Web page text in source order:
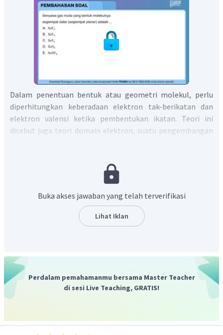
Dalam penentuan bentuk atau geometri molekul, perlu
diperhitungkan keberadaan elektron tak-berikatan dan
elektron valensi ketika pembentukan ikatan. Teori ini
disebut juga teori domain elektron, suatu pengembangan
bebas untuk pasangan elektron bebas dan domain elektron
ikatan untuk elektron dalam ikatan, dimana satu pasang
Menentukan Bentuk Molekul
Menurut teori VSEPR, bentuk molekul diprediksi oleh
jumlah pasangan elektron (pasangan elektron bebas +
Buka akses jawaban yang telah terverifikasi
Lihat Iklan
Perdalam pemahamanmu bersama Master Teacher
di sesi Live Teaching, GRATIS!